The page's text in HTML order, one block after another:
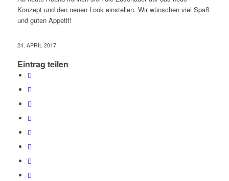
Konzept und den neuen Look einstellen. Wir wünschen viel Spaß
und guten Appetit!
24. APRIL 2017
Eintrag teilen